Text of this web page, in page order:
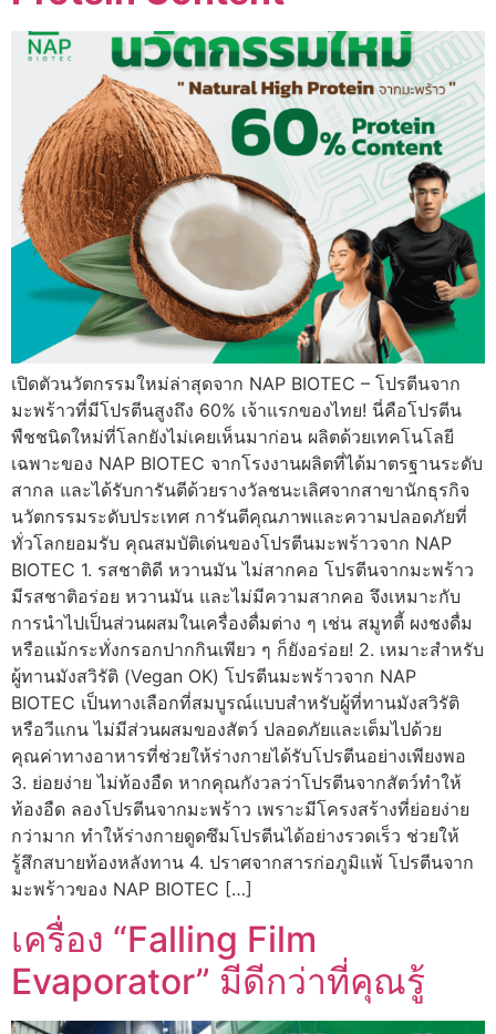
เปิดตัวนวัตกรรมใหม่ล่าสุดจาก NAP BIOTEC – โปรตีนจาก
มะพร้าวที่มีโปรตีนสูงถึง 60% เจ้าแรกของไทย! นี่คือโปรตีน
พืชชนิดใหม่ที่โลกยังไม่เคยเห็นมาก่อน ผลิตด้วยเทคโนโลยี
เฉพาะของ NAP BIOTEC จากโรงงานผลิตที่ได้มาตรฐานระดับ
สากล และได้รับการันตีด้วยรางวัลชนะเลิศจากสาขานักธุรกิจ
นวัตกรรมระดับประเทศ การันตีคุณภาพและความปลอดภัยที่
ทั่วโลกยอมรับ คุณสมบัติเด่นของโปรตีนมะพร้าวจาก NAP
BIOTEC 1. รสชาติดี หวานมัน ไม่สากคอ โปรตีนจากมะพร้าว
มีรสชาติอร่อย หวานมัน และไม่มีความสากคอ จึงเหมาะกับ
การนำไปเป็นส่วนผสมในเครื่องดื่มต่าง ๆ เช่น สมูทตี้ ผงชงดื่ม
หรือแม้กระทั่งกรอกปากกินเพียว ๆ ก็ยังอร่อย! 2. เหมาะสำหรับ
ผู้ทานมังสวิรัติ (Vegan OK) โปรตีนมะพร้าวจาก NAP
BIOTEC เป็นทางเลือกที่สมบูรณ์แบบสำหรับผู้ที่ทานมังสวิรัติ
หรือวีแกน ไม่มีส่วนผสมของสัตว์ ปลอดภัยและเต็มไปด้วย
คุณค่าทางอาหารที่ช่วยให้ร่างกายได้รับโปรตีนอย่างเพียงพอ
3. ย่อยง่าย ไม่ท้องอืด หากคุณกังวลว่าโปรตีนจากสัตว์ทำให้
ท้องอืด ลองโปรตีนจากมะพร้าว เพราะมีโครงสร้างที่ย่อยง่าย
กว่ามาก ทำให้ร่างกายดูดซึมโปรตีนได้อย่างรวดเร็ว ช่วยให้
รู้สึกสบายท้องหลังทาน 4. ปราศจากสารก่อภูมิแพ้ โปรตีนจาก
มะพร้าวของ NAP BIOTEC […]
เครื่อง “Falling Film
Evaporator” มีดีกว่าที่คุณรู้